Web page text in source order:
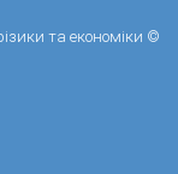
та економіки ©